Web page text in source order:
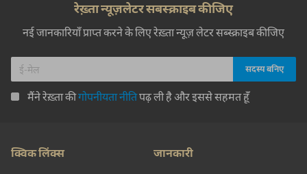
रेख़्ता न्यूज़लेटर सबस्क्राइब कीजिए
नई जानकारियाँ प्राप्त करने के लिए रेख़्ता न्यूज़ लेटर सब्स्क्राइब कीजिए
मैंने रेख़्ता कीगोपनीयता नीतिपढ़ ली है और इससे सहमत हूँ
क्विक लिंक्स जानकारी